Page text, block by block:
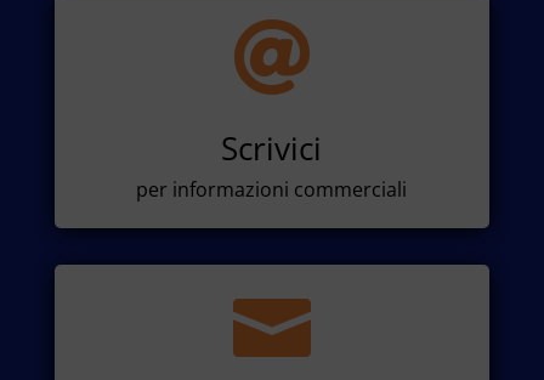

Scrivici
per informazioni commerciali
